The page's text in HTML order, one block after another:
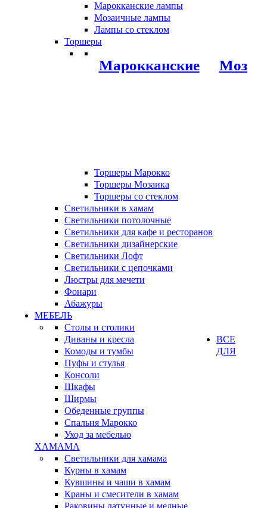
Марокканские лампы
Мозаичные лампы
Лампы со стеклом
Торшеры
Марокканские
Торшеры Марокко
Торшеры Мозаика
Торшеры со стеклом
Светильники в хамам
Светильники потолочные
Светильники для кафе и ресторанов
Светильники дизайнерские
Светильники Лофт
Светильники с цепочками
Люстры для мечети
Фонари
Абажуры
МЕБЕЛЬ
Столы и столики
Диваны и кресла
Комоды и тумбы
Пуфы и стулья
Консоли
Шкафы
Ширмы
Обеденные группы
Спальня Марокко
Уход за мебелью
ВСЕ
ДЛЯ
ХАМАМА
Светильники для хамама
Курны в хамам
Кувшины и чаши в хамам
Краны и смесители в хамам
Раковины латунные и медные